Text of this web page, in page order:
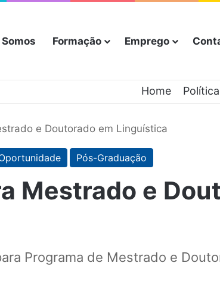
Formação Emprego
Home
e Doutorado em Linguística
Pós-Graduação
Mestrado e
Programa de Mestrado e